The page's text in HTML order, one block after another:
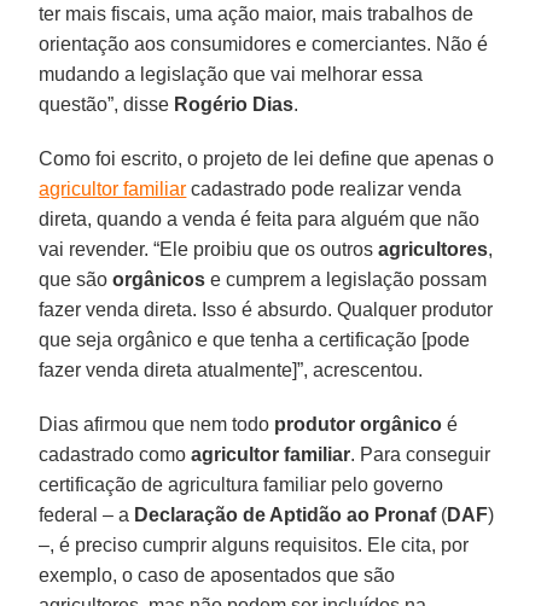
ter mais fiscais, uma ação maior, mais trabalhos de
orientação aos consumidores e comerciantes. Não é
mudando a legislação que vai melhorar essa
questão”, disse Rogério Dias.
Como foi escrito, o projeto de lei define que apenas o
agricultor familiar cadastrado pode realizar venda
direta, quando a venda é feita para alguém que não
vai revender. “Ele proibiu que os outrosagricultores,
que sãoorgânicos e cumprem a legislação possam
fazer venda direta. Isso é absurdo. Qualquer produtor
que seja orgânico e que tenha a certificação [pode
fazer venda direta atualmente]”, acrescentou.
Dias afirmou que nem todo produtor orgânico é
cadastrado comoagricultor familiar. Para conseguir
certificação de agricultura familiar pelo governo
federal – a Declaração de Aptidão ao Pronaf(DAF)
–, é preciso cumprir alguns requisitos. Ele cita, por
exemplo, o caso de aposentados que são